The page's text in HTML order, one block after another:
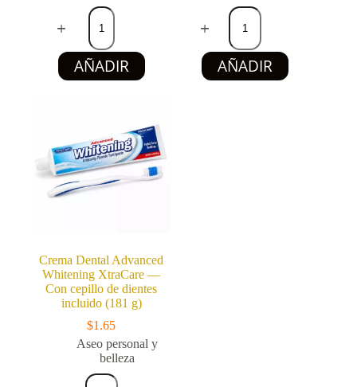
Jabón
Tocador
HARMONY
Orange
Satsuma
(70
g)
cantidad
AÑADIR
Jabón
Tocador
HARMONY
Lemon
Citrus
AÑADIR
Crema Dental Advanced
Whitening XtraCare —
Con cepillo de dientes
incluido (181 g)
$1.65
Aseo personal y
belleza
Crema